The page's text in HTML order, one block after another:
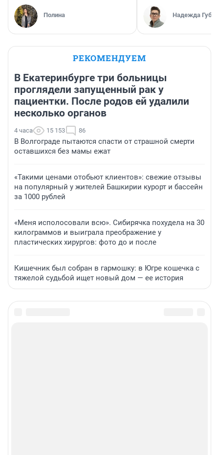
Полина Надежда
РЕКОМЕНДУЕМ
В Екатеринбурге три больницы
проглядели запущенный рак у
пациентки. После родов ей удалили
несколько органов
4 часа 15 153 86
В Волгограде пытаются спасти от страшной смерти
оставшихся без мамы ежат
«Такими ценами отобьют клиентов»: свежие отзывы
на популярный у жителей Башкирии курорт и бассейн
за 1000 рублей
«Меня исполосовали всю». Сибирячка похудела на 30
килограммов и выиграла преображение у
пластических хирургов: фото до и после
Кишечник был собран в гармошку: в Югре кошечка с
тяжелой судьбой ищет новый дом — ее история